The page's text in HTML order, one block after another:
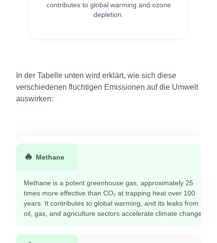
contributes to global warming and ozone
depletion.
In der Tabelle unten wird erklärt, wie sich diese
verschiedenen flüchtigen Emissionen auf die Umwelt
auswirken:
🔥 Methane
Methane is a potent greenhouse gas, approximately 25
times more effective than CO₂ at trapping heat over 100
years. It contributes to global warming, and its leaks from
oil, gas, and agriculture sectors accelerate climate change.